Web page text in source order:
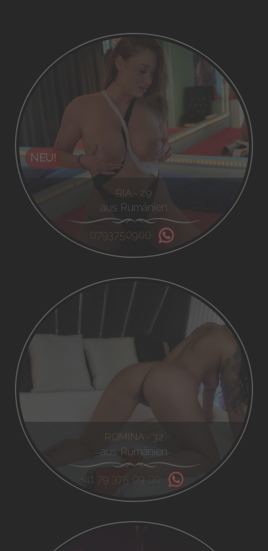
NEU!
RIA - 29
aus Rumänien
0793750900
ROMINA - 32
aus Rumänien
+41 79 375 09 00